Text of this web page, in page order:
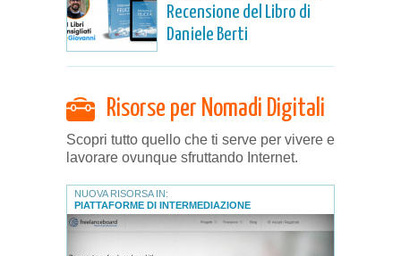
Recensione del Libro di
Daniele Berti
Risorse per Nomadi Digitali
Scopri tutto quello che ti serve per vivere e
lavorare ovunque sfruttando Internet.
NUOVA RISORSA IN:
PIATTAFORME DI INTERMEDIAZIONE